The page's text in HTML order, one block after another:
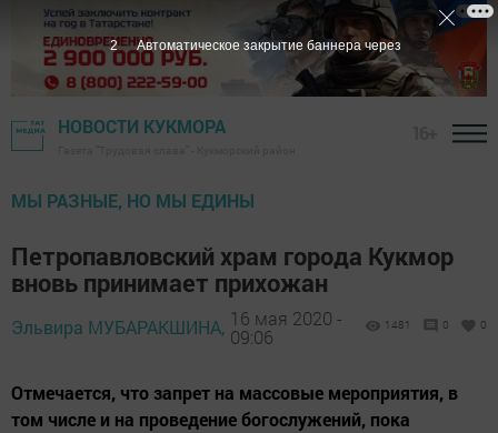
НОВОСТИ КУКМОРА
МЫ РАЗНЫЕ, НО МЫ ЕДИНЫ
Петропавловский храм города Кукмор
вновь принимает прихожан
Эльвира МУБАРАКШИНА, 16 мая 2020 -
09:06
1481 0 0
Отмечается, что запрет на массовые мероприятия, в
том числе и на проведение богослужений, пока
1 Автоматическое закрытие баннера через